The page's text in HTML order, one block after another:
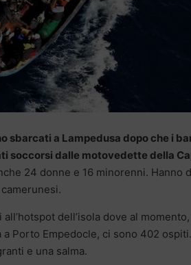
sbarcati a Lampedusa dopo che i
soccorsi dalle motovedette della
24 donne e 16 minorenni. Hanno
dell’isola dove al
Porto Empedocle, ci sono 402
e una salma.